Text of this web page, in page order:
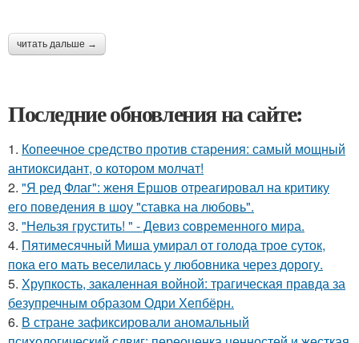
читать дальше →
Последние обновления на сайте:
1. Копеечное средство против старения: самый мощный
антиоксидант, о котором молчат!
2. "Я ред Флаг": женя Ершов отреагировал на критику
его поведения в шоу "ставка на любовь".
3. "Нельзя грустить! " - Девиз coвременного мира.
4. Пятимесячный Миша умирал от голода трое суток,
пока его мать веселилась у любовника через дорогу.
5. Хрупкость, закаленная войной: трагическая правда за
безупречным образом Одри Хепбёрн.
6. В стране зафиксировали аномальный